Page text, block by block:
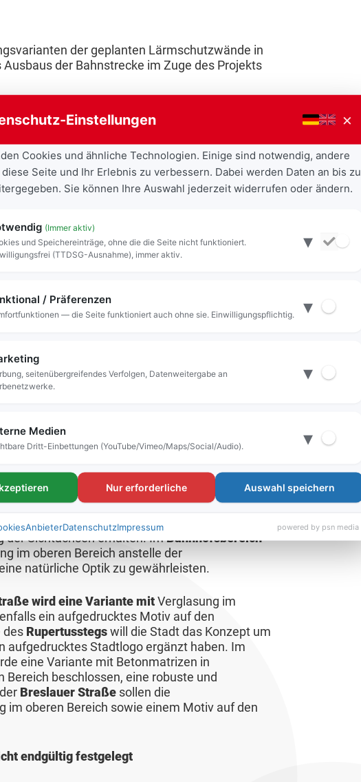
der geplanten Lärmschutzwände in
der Bahnstrecke im Zuge des Projekts
mitreden
mit der Deutschen Bahn verschiedene
geprüft. Diese umfassen unter
Holzbetonabsorbern, Einkornbeton sowie
auch verschiedene Gestaltungsmöglichkeiten
werden.
die umfassende Information und die
Ausstellungsbereichs in Mühldorf durch
Bürger, standen vor allem eine
öffentliche Informationsveranstaltung im
Bürgerinnen und Bürger nicht nur über
mitgestalten: Anhand visualisierter Entwürfe
Dieses Meinungsbild wurde für die
Deutschen Bahn mitgeteilt
jeweils eine konkrete Gestaltungsvariante
übermittelt, um in die Ausführungsplanung
der Münchener Straßesoll eine Variante mit
Stadtlogo oder alternativem Badylonlogo und
werden. Der künftigeHaltepunkt Nordsoll
sowie eine Ausführung in Holzbeton und
der Sichtachsen erhalten. ImBahnhofsbereich
im oberen Bereich anstelle der
natürliche Optik zu gewährleisten.
wird eine Variante mit Verglasung im
ein aufgedrucktes Motiv auf den
des Rupertusstegs will die Stadt das Konzept um
aufgedrucktes Stadtlogo ergänzt haben. Im
eine Variante mit Betonmatrizen in
beschlossen, eine robuste und
Breslauer Straße sollen die
im oberen Bereich sowie einem Motiv auf den
endgültig festgelegt
Einstellungen ×
Cookies und ähnliche Technologien. Einige sind notwendig, andere
Seite und Ihr Erlebnis zu verbessern. Dabei werden Daten an bis zu
Sie können Ihre Auswahl jederzeit widerrufen oder ändern.
(Immer aktiv)
und Speichereinträge, ohne die die Seite nicht funktioniert.
(TTDSG-Ausnahme), immer aktiv.
▾
/ Präferenzen
— die Seite funktioniert auch ohne sie. Einwilligungspflichtig. ▾
seitenübergreifendes Verfolgen, Datenweitergabe an
▾
Medien
Dritt-Einbettungen (YouTube/Vimeo/Maps/Social/Audio). ▾
Nur erforderliche Auswahl speichern
AnbieterDatenschutzImpressum powered by psn media